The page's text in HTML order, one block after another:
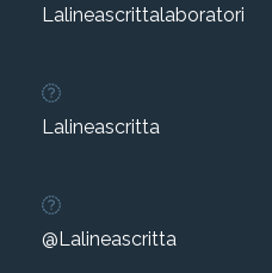
Lalineascrittalaboratori
Lalineascritta
@Lalineascritta